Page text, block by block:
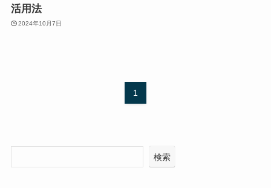
活用法
2024年10月7日
1
検索